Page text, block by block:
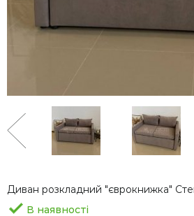
Диван розкладний "єврокнижка"
В наявності